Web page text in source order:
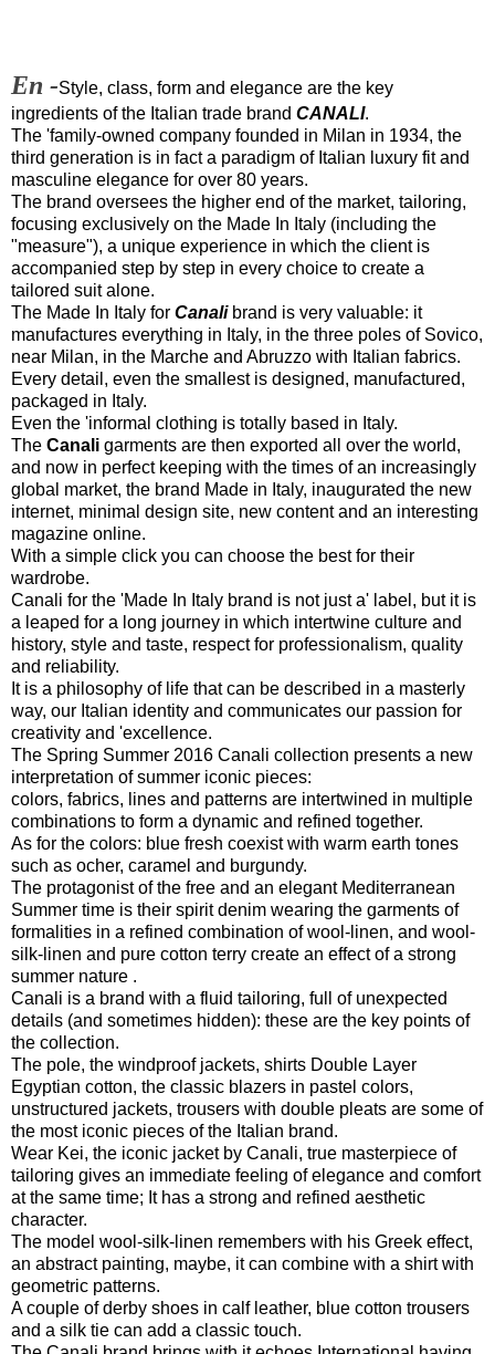
En -Style, class, form and elegance are the key
ingredients of the Italian trade brand CANALI.
The 'family-owned company founded in Milan in 1934, the
third generation is in fact a paradigm of Italian luxury fit and
masculine elegance for over 80 years.
The brand oversees the higher end of the market, tailoring,
focusing exclusively on the Made In Italy (including the
"measure"), a unique experience in which the client is
accompanied step by step in every choice to create a
tailored suit alone.
The Made In Italy for Canalibrand is very valuable: it
manufactures everything in Italy, in the three poles of Sovico,
near Milan, in the Marche and Abruzzo with Italian fabrics.
Every detail, even the smallest is designed, manufactured,
packaged in Italy.
Even the 'informal clothing is totally based in Italy.
The Canali garments are then exported all over the world,
and now in perfect keeping with the times of an increasingly
global market, the brand Made in Italy, inaugurated the new
internet, minimal design site, new content and an interesting
magazine online.
With a simple click you can choose the best for their
wardrobe.
Canali for the 'Made In Italy brand is not just a' label, but it is
a leaped for a long journey in which intertwine culture and
history, style and taste, respect for professionalism, quality
and reliability.
It is a philosophy of life that can be described in a masterly
way, our Italian identity and communicates our passion for
creativity and 'excellence.
The Spring Summer 2016 Canali collection presents a new
interpretation of summer iconic pieces:
colors, fabrics, lines and patterns are intertwined in multiple
combinations to form a dynamic and refined together.
As for the colors: blue fresh coexist with warm earth tones
such as ocher, caramel and burgundy.
The protagonist of the free and an elegant Mediterranean
Summer time is their spirit denim wearing the garments of
formalities in a refined combination of wool-linen, and wool-
silk-linen and pure cotton terry create an effect of a strong
summer nature .
Canali is a brand with a fluid tailoring, full of unexpected
details (and sometimes hidden): these are the key points of
the collection.
The pole, the windproof jackets, shirts Double Layer
Egyptian cotton, the classic blazers in pastel colors,
unstructured jackets, trousers with double pleats are some of
the most iconic pieces of the Italian brand.
Wear Kei, the iconic jacket by Canali, true masterpiece of
tailoring gives an immediate feeling of elegance and comfort
at the same time; It has a strong and refined aesthetic
character.
The model wool-silk-linen remembers with his Greek effect,
an abstract painting, maybe, it can combine with a shirt with
geometric patterns.
A couple of derby shoes in calf leather, blue cotton trousers
and a silk tie can add a classic touch.